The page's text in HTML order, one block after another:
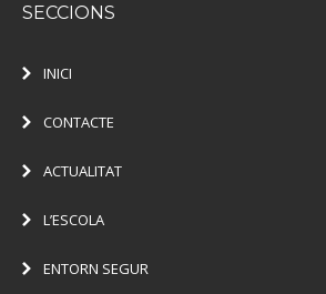
SECCIONS
INICI
CONTACTE
ACTUALITAT
L’ESCOLA
ENTORN SEGUR